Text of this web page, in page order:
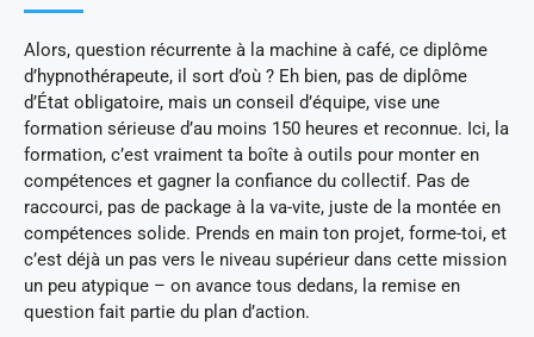
Alors, question récurrente à la machine à café, ce diplôme
d’hypnothérapeute, il sort d’où ? Eh bien, pas de diplôme
d’État obligatoire, mais un conseil d’équipe, vise une
formation sérieuse d’au moins 150 heures et reconnue. Ici, la
formation, c’est vraiment ta boîte à outils pour monter en
compétences et gagner la confiance du collectif. Pas de
raccourci, pas de package à la va-vite, juste de la montée en
compétences solide. Prends en main ton projet, forme-toi, et
c’est déjà un pas vers le niveau supérieur dans cette mission
un peu atypique – on avance tous dedans, la remise en
question fait partie du plan d’action.